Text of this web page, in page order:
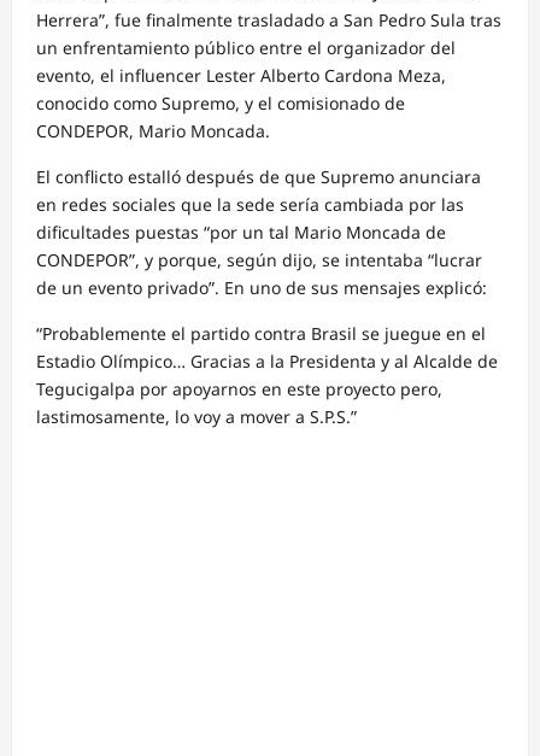
Herrera”, fue finalmente trasladado a San Pedro Sula tras
un enfrentamiento público entre el organizador del
evento, el influencer Lester Alberto Cardona Meza,
conocido como Supremo, y el comisionado de
CONDEPOR, Mario Moncada.
El conflicto estalló después de que Supremo anunciara
en redes sociales que la sede sería cambiada por las
dificultades puestas “por un tal Mario Moncada de
CONDEPOR”, y porque, según dijo, se intentaba “lucrar
de un evento privado”. En uno de sus mensajes explicó:
“Probablemente el partido contra Brasil se juegue en el
Estadio Olímpico… Gracias a la Presidenta y al Alcalde de
Tegucigalpa por apoyarnos en este proyecto pero,
lastimosamente, lo voy a mover a S.P.S.”